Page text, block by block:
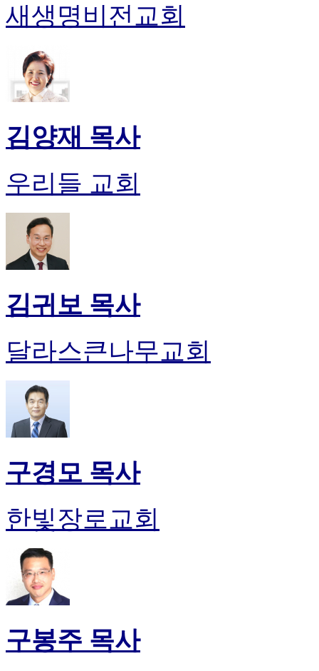
새생명비전교회
김양재 목사
우리들 교회
김귀보 목사
달라스큰나무교회
구경모 목사
한빛장로교회
구봉주 목사